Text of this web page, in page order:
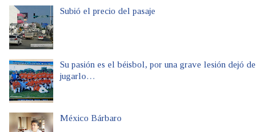
Subió el precio del pasaje
Su pasión es el béisbol, por una grave lesión dejó de
jugarlo…
México Bárbaro